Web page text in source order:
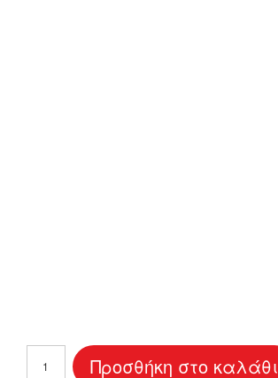
Προσκλητήριο
Γάμου
Προσθήκη στο καλάθι